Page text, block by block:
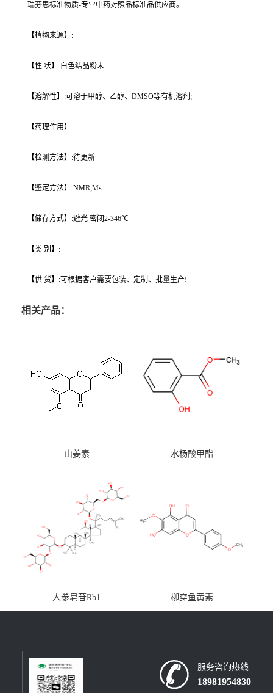
瑞芬思标准物质-专业中药对照品标准品供应商。
【植物来源】:
【性 状】:白色结晶粉末
【溶解性】:可溶于甲醇、乙醇、DMSO等有机溶剂;
【药理作用】:
【检测方法】:待更新
【鉴定方法】:NMR;Ms
【储存方式】:避光 密闭2-346℃
【类 别】:
【供 货】:可根据客户需要包装、定制、批量生产!
相关产品：
山姜素 水杨酸甲酯
人参皂苷Rb1 柳穿鱼黄素
服务咨询热线
18981954830